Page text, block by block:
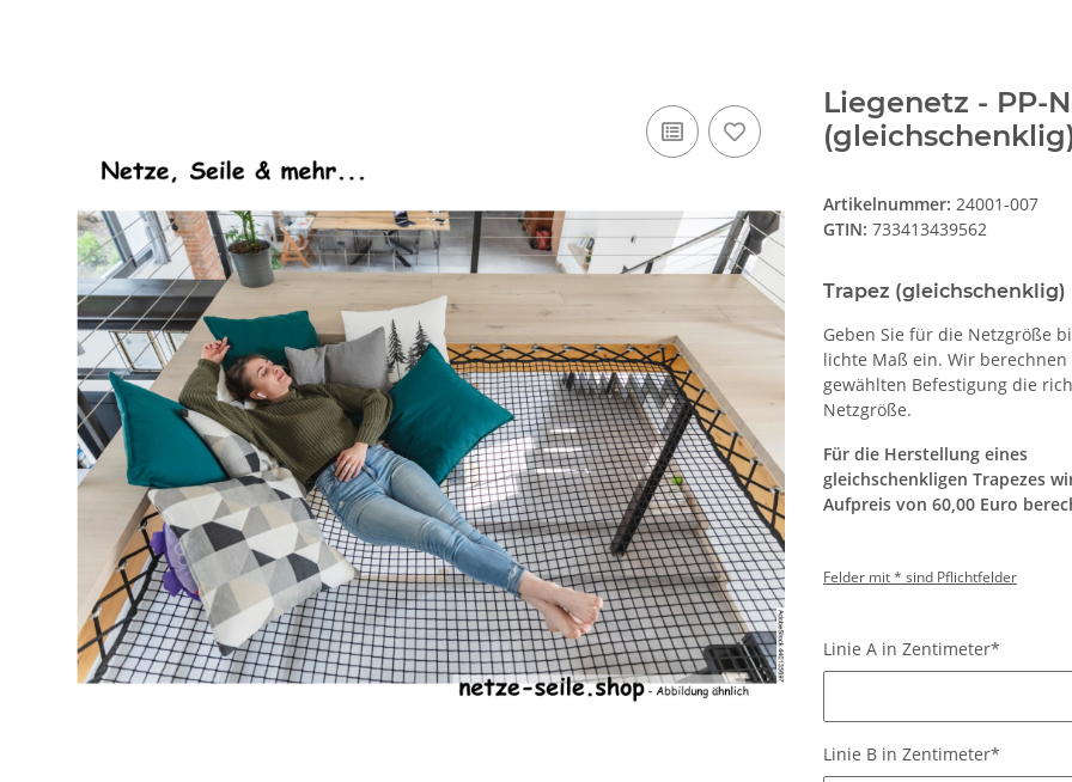
Liegenetz - PP-
Artikelnummer: 24001-007
GTIN: 733413439562
Trapez (gleichschenklig)
Geben Sie für die Netzgröße
lichte Maß ein. Wir
gewählten Befestigung die
Netzgröße.
Für die Herstellung eines
gleichschenkligen Trapezes
Aufpreis von 60,00 Euro
Felder mit * sind Pflichtfelder
Linie A in Zentimeter*
Linie B in Zentimeter*